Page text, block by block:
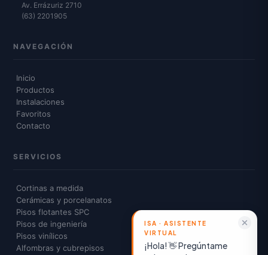
¡Hola! 👋 Pregúntame
Av. Errázuriz 2710
(63) 2201905
NAVEGACIÓN
Inicio
Productos
Instalaciones
Favoritos
Contacto
SERVICIOS
Cortinas a medida
Cerámicas y porcelanatos
Pisos flotantes SPC
Pisos de ingeniería
Pisos vinílicos
Alfombras y cubrepisos